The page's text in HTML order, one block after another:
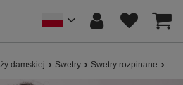
damskiej Swetry Swetry rozpinane